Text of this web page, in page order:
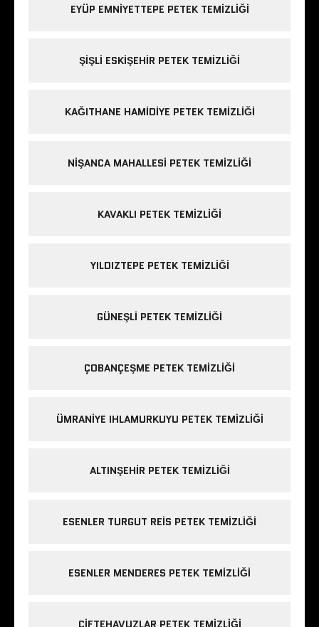
EYÜP EMNIYETTEPE PETEK TEMIZLIĞI
ŞIŞLI ESKIŞEHIR PETEK TEMIZLIĞI
KAĞITHANE HAMIDIYE PETEK TEMIZLIĞI
NIŞANCA MAHALLESI PETEK TEMIZLIĞI
KAVAKLI PETEK TEMIZLIĞI
YILDIZTEPE PETEK TEMIZLIĞI
GÜNEŞLI PETEK TEMIZLIĞI
ÇOBANÇEŞME PETEK TEMIZLIĞI
ÜMRANIYE IHLAMURKUYU PETEK TEMIZLIĞI
ALTINŞEHIR PETEK TEMIZLIĞI
ESENLER TURGUT REIS PETEK TEMIZLIĞI
ESENLER MENDERES PETEK TEMIZLIĞI
ÇIFTEHAVUZLAR PETEK TEMIZLIĞI